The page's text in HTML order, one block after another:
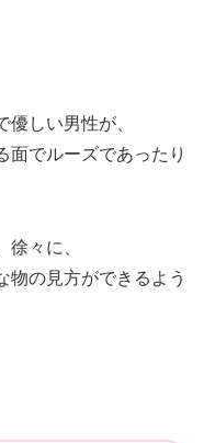
しい男性が、
面でルーズであったり
徐々に、
物の見方ができるよう